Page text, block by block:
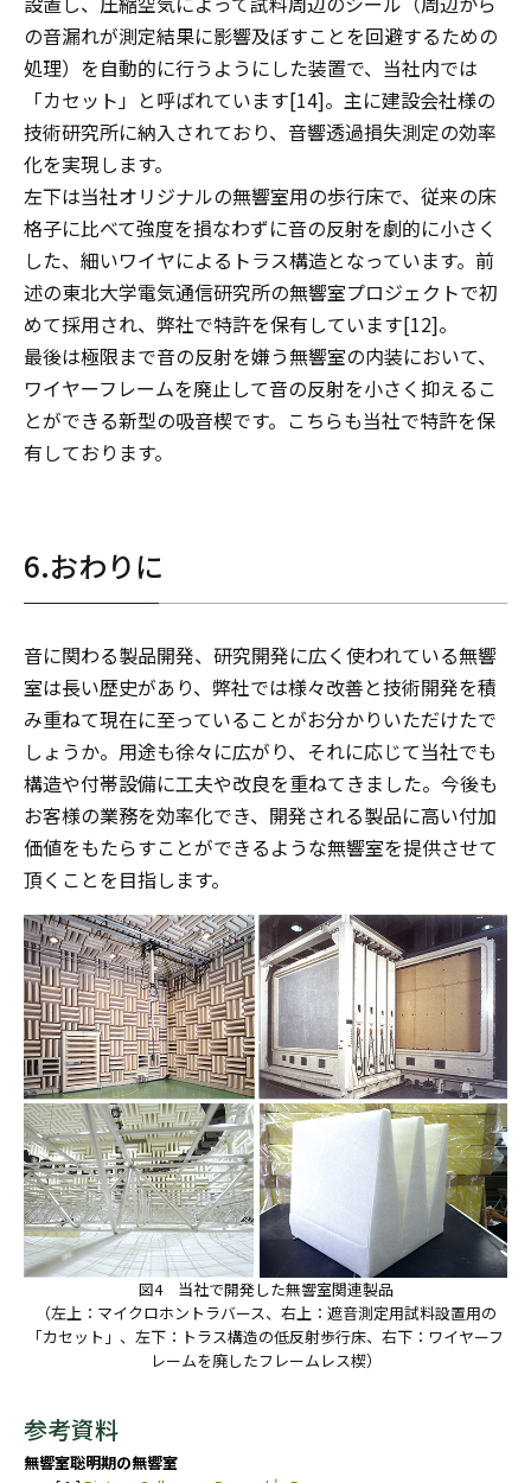
の音漏れが測定結果に影響及ぼすことを回避するための
処理）を自動的に行うようにした装置で、当社内では
「カセット」と呼ばれています[14]。主に建設会社様の
技術研究所に納入されており、音響透過損失測定の効率
化を実現します。
左下は当社オリジナルの無響室用の歩行床で、従来の床
格子に比べて強度を損なわずに音の反射を劇的に小さく
した、細いワイヤによるトラス構造となっています。前
述の東北大学電気通信研究所の無響室プロジェクトで初
めて採用され、弊社で特許を保有しています[12]。
最後は極限まで音の反射を嫌う無響室の内装において、
ワイヤーフレームを廃止して音の反射を小さく抑えるこ
とができる新型の吸音楔です。こちらも当社で特許を保
有しております。
6.おわりに
音に関わる製品開発、研究開発に広く使われている無響
室は長い歴史があり、弊社では様々改善と技術開発を積
み重ねて現在に至っていることがお分かりいただけたで
しょうか。用途も徐々に広がり、それに応じて当社でも
構造や付帯設備に工夫や改良を重ねてきました。今後も
お客様の業務を効率化でき、開発される製品に高い付加
価値をもたらすことができるような無響室を提供させて
頂くことを目指します。
図4 当社で開発した無響室関連製品
（左上：マイクロホントラバース、右上：遮音測定用試料設置用の
「カセット」、左下：トラス構造の低反射歩行床、右下：ワイヤーフ
レームを廃したフレームレス楔）
参考資料
無響室聡明期の無響室